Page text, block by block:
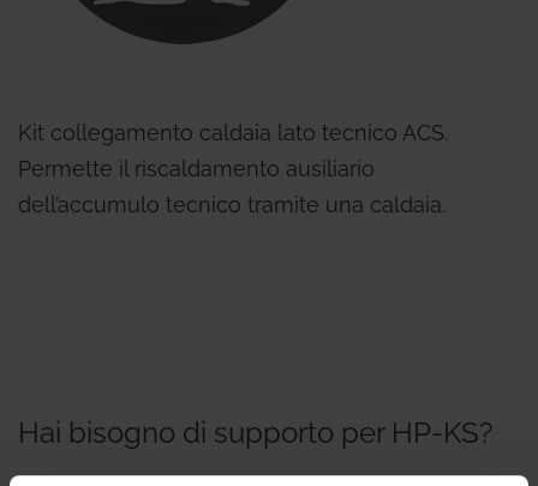
Kit collegamento caldaia lato tecnico ACS.
Permette il riscaldamento ausiliario
dell’accumulo tecnico tramite una caldaia.
Hai bisogno di supporto per HP-KS?